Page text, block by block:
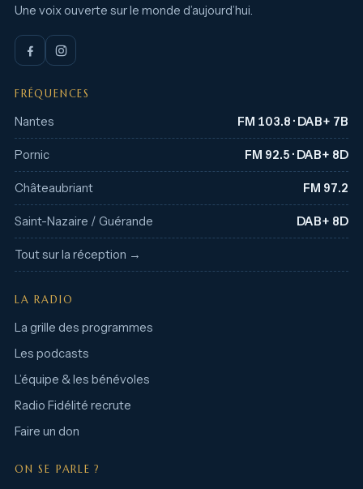
Une voix ouverte sur le monde d’aujourd’hui.
FRÉQUENCES
Nantes FM 103.8 · DAB+ 7B
Pornic FM 92.5 · DAB+ 8D
Châteaubriant FM 97.2
Saint-Nazaire / Guérande DAB+ 8D
Tout sur la réception →
LA RADIO
La grille des programmes
Les podcasts
L’équipe & les bénévoles
Radio Fidélité recrute
Faire un don
ON SE PARLE ?